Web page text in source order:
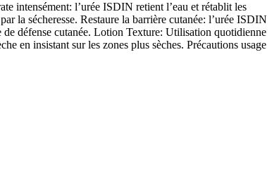
intensément: l’urée ISDIN retient l’eau et rétablit les
la sécheresse. Restaure la barrière cutanée: l’urée ISDIN
de défense cutanée. Lotion Texture: Utilisation quotidienne
en insistant sur les zones plus sèches. Précautions usage